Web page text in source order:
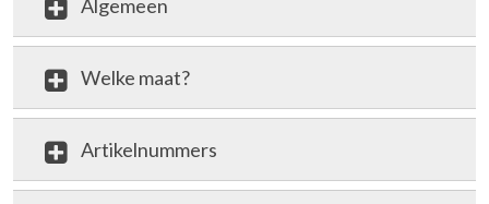
Algemeen
Welke maat?
Artikelnummers